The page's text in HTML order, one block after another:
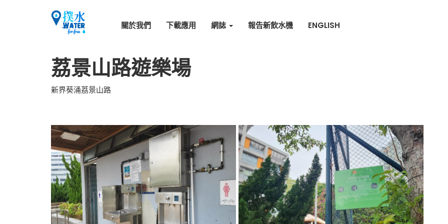
關於我們 下載應用 網誌 報告新飲水機 ENGLISH
荔景山路遊樂場
新界葵涌荔景山路